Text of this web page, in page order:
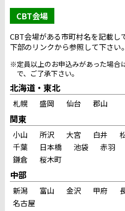
CBT会場
CBT会場がある市町村名を記載し
下部のリンクから参照して下さい。
※定員以上のお申込みがあった場合
で、ご了承下さい。
北海道・東北
札幌 盛岡 仙台 郡山
関東
小山 所沢 大宮 白井
千葉
日本橋 池袋 赤羽
鎌倉
桜木町
中部
新潟 富山 金沢 甲府
名古屋